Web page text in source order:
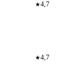
★4,7
★4,7